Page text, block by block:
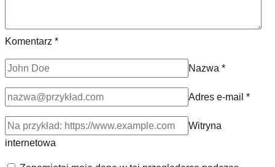
Komentarz *
Nazwa *
Adres e-mail *
Witryna
internetowa